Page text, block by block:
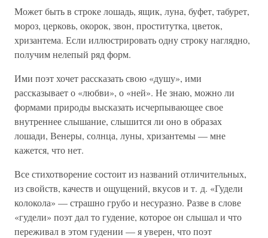
Может быть в строке лошадь, ящик, луна, буфет, табурет,
мороз, церковь, окорок, звон, проститутка, цветок,
хризантема. Если иллюстрировать одну строку наглядно,
получим нелепый ряд форм.
Ими поэт хочет рассказать свою «душу», ими
рассказывает о «любви», о «ней». Не знаю, можно ли
формами природы высказать исчерпывающее свое
внутреннее слышание, слышится ли оно в образах
лошади, Венеры, солнца, луны, хризантемы — мне
кажется, что нет.
Все стихотворение состоит из названий отличительных,
из свойств, качеств и ощущений, вкусов и т. д. «Гудели
колокола» — страшно грубо и несуразно. Разве в слове
«гудели» поэт дал то гудение, которое он слышал и что
переживал в этом гудении — я уверен, что поэт